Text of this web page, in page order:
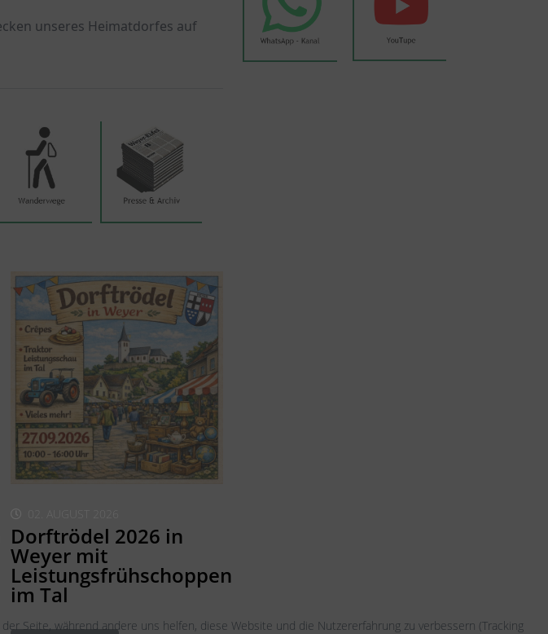
unseres Heimatdorfes auf
Dorftrödel 2026 in
Weyer mit
Leistungsfrühschoppen
im Tal
Seite, während andere uns helfen, diese Website und die Nutzererfahrung zu verbessern (Tracking